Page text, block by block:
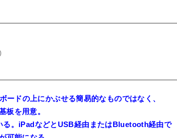
ドの上にかぶせる簡易的なものではなく、
板を用意。
。iPadなどとUSB経由またはBluetooth経由で